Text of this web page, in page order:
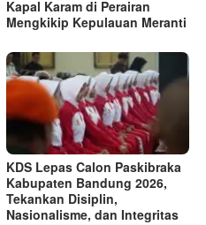
Kapal Karam di Perairan
Mengkikip Kepulauan Meranti
KDS Lepas Calon Paskibraka
Kabupaten Bandung 2026,
Tekankan Disiplin,
Nasionalisme, dan Integritas